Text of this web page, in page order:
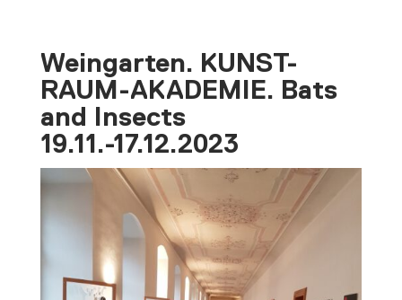
Weingarten. KUNST-
RAUM-AKADEMIE. Bats
and Insects
19.11.-17.12.2023